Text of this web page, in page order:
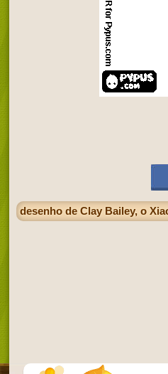
desenho de Clay Bailey, o